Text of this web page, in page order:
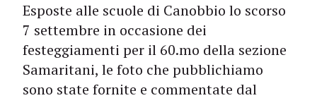
Esposte alle scuole di Canobbio lo scorso
7 settembre in occasione dei
festeggiamenti per il 60.mo della sezione
Samaritani, le foto che pubblichiamo
sono state fornite e commentate dal